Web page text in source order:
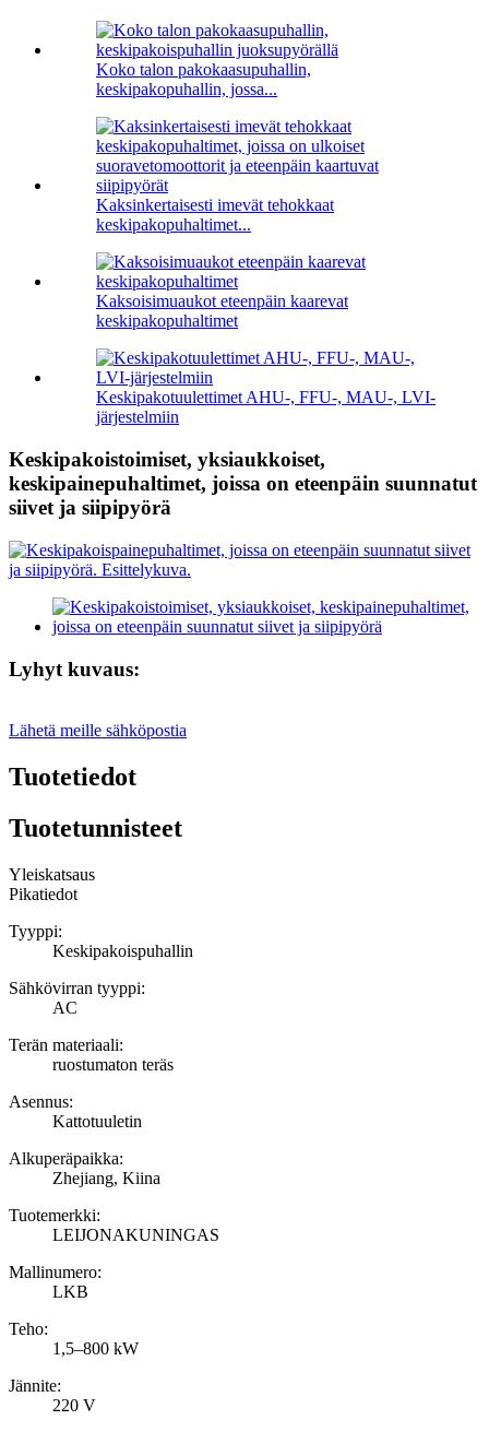
Koko talon pakokaasupuhallin,
keskipakopuhallin, jossa...
Kaksinkertaisesti imevät tehokkaat
keskipakopuhaltimet...
Kaksoisimuaukot eteenpäin kaarevat
keskipakopuhaltimet
Keskipakotuulettimet AHU-, FFU-, MAU-, LVI-
järjestelmiin
Keskipakoistoimiset, yksiaukkoiset,
keskipainepuhaltimet, joissa on eteenpäin suunnatut
siivet ja siipipyörä
Lyhyt kuvaus:
Lähetä meille sähköpostia
Tuotetiedot
Tuotetunnisteet
Yleiskatsaus
Pikatiedot
Tyyppi:
Keskipakoispuhallin
Sähkövirran tyyppi:
AC
Terän materiaali:
ruostumaton teräs
Asennus:
Kattotuuletin
Alkuperäpaikka:
Zhejiang, Kiina
Tuotemerkki:
LEIJONAKUNINGAS
Mallinumero:
LKB
Teho:
1,5–800 kW
Jännite:
220 V